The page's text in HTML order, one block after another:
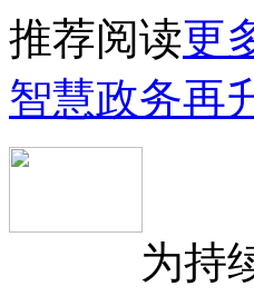
推荐阅读更
智慧政务再
为持续